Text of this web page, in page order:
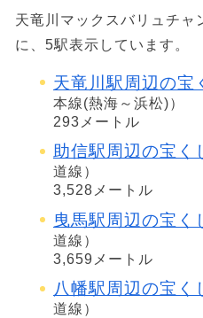
天竜川マックスバリュチャ
に、5駅表示しています。
天竜川駅周辺の宝
本線(熱海～浜松)）
293メートル
助信駅周辺の宝く
道線）
3,528メートル
曳馬駅周辺の宝く
道線）
3,659メートル
八幡駅周辺の宝く
道線）